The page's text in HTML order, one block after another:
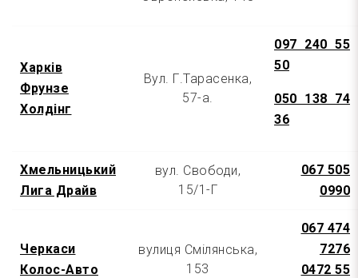
Харків
Фрунзе
Холдінг
Вул. Г.Тарасенка,
57-а.
097 240 55
50
050 138 74
36
Хмельницький
Лига Драйв
вул. Свободи,
15/1-Г
067 505
0990
Черкаси
Колос-Авто
вулиця Смілянська,
153
067 474
7276
0472 55